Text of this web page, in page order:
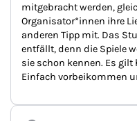
mitgebracht werden,
Organisator*innen ihre
anderen Tipp mit. Das
entfällt, denn die Spiele
sie schon kennen. Es gilt
Einfach vorbeikommen